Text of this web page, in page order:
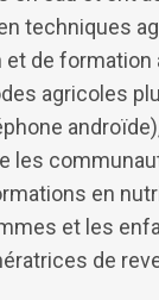
techniques
de formation
agricoles
les
en
et les
de